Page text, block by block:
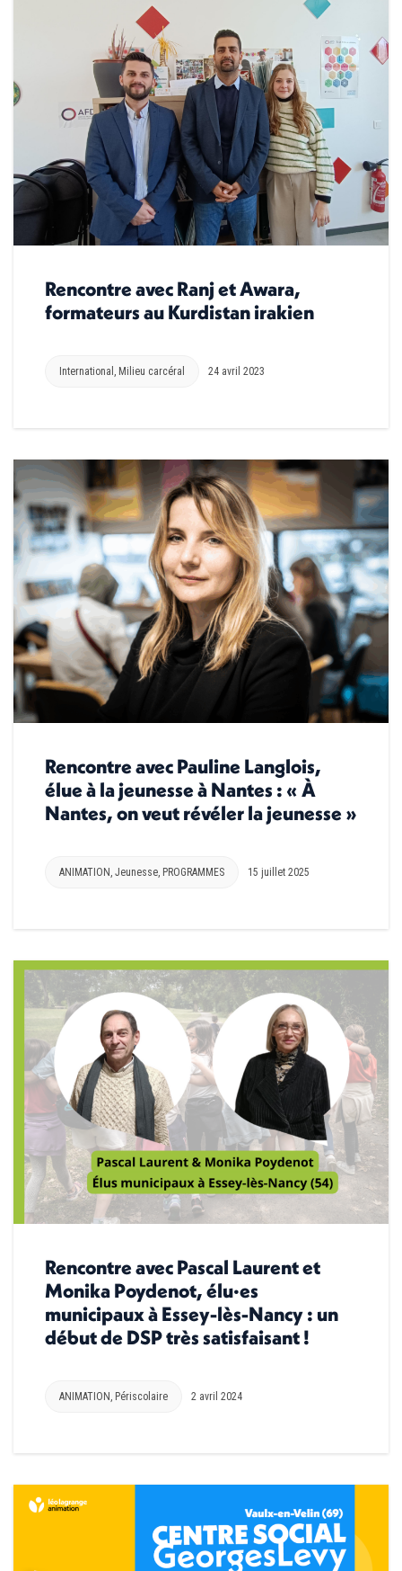
Rencontre avec Ranj et Awara,
formateurs au Kurdistan irakien
International , Milieu carcéral 24 avril 2023
Rencontre avec Pauline Langlois,
élue à la jeunesse à Nantes : « À
Nantes, on veut révéler la jeunesse »
ANIMATION, Jeunesse, PROGRAMMES 15 juillet 2025
Rencontre avec Pascal Laurent et
Monika Poydenot, élu·es
municipaux à Essey-lès-Nancy : un
début de DSP très satisfaisant !
ANIMATION Périscolaire 2 avril 2024